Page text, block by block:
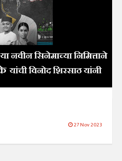
27 Nov 2023